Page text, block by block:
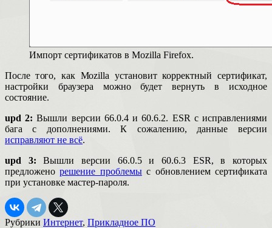
Импорт сертификатов в Mozilla Firefox.
После того, как Mozilla установит корректный сертификат,
настройки браузера можно будет вернуть в исходное
состояние.
upd 2: Вышли версии 66.0.4 и 60.6.2. ESR с исправлениями
бага с дополнениями. К сожалению, данные версии
исправляют не всё.
upd 3: Вышли версии 66.0.5 и 60.6.3 ESR, в которых
предложенорешение проблемыс обновлением сертификата
при установке мастер-пароля.
Рубрики Интернет, Прикладное ПО